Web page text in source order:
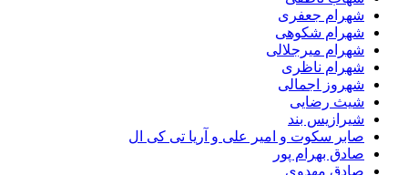
شهرام جعفری
شهرام شکوهی
شهرام میرجلالی
شهرام ناظری
شهروز اجمالی
شیث رضایی
شیرازیس بند
صابر سکوت و امیر علی و آریا تی کی ال
صادق بهرام پور
صادق مهدوی